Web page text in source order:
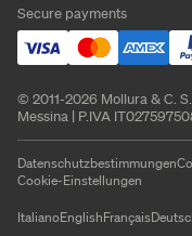
Secure payments
© 2011-2026 Mollura & C.
Messina | P.IVA
Datenschutzbestimmungen
Cookie-Einstellungen
ItalianoEnglishFrançais